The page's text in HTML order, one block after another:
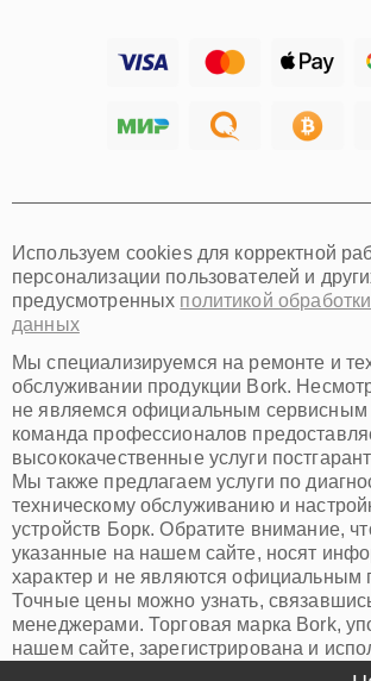
Хабаровск
Иркутск
Омск
Красноярск
Пермь
Ульяновск
Киров
Архангельск
Астрахань
Белгород
Благовещенск
Брянск
Владивосток
Владикавказ
Владимир
Волжский
Вологда
Грозный
Иваново
Используем cookies для корректной
персонализации пользователей и
предусмотренных политикой
данных
Мы специализируемся на ремонте и
обслуживании продукции Bork.
не являемся официальным
команда профессионалов
высококачественные услуги
Мы также предлагаем услуги по
техническому обслуживанию и
устройств Борк. Обратите внимание,
указанные на нашем сайте, носят
характер и не являются официальным
Точные цены можно узнать,
менеджерами. Торговая марка Bork,
нашем сайте, зарегистрирована и
исключительно для информационных